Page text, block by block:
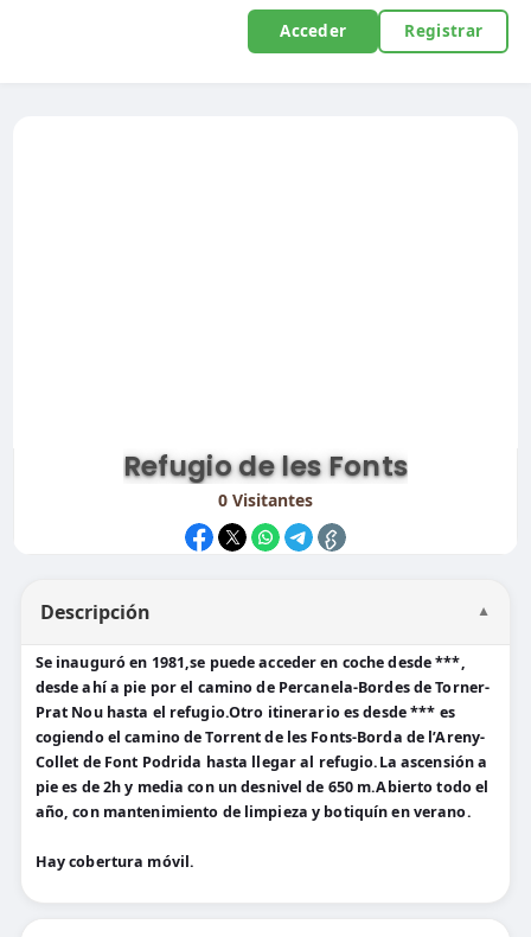
Acceder Registrar
Refugio de les Fonts
0Visitantes
Descripción ▼
Se inauguró en 1981,se puede acceder en coche desde ***,
desde ahí a pie por el camino de Percanela-Bordes de Torner-
Prat Nou hasta el refugio.Otro itinerario es desde *** es
cogiendo el camino de Torrent de les Fonts-Borda de l’Areny-
Collet de Font Podrida hasta llegar al refugio.La ascensión a
pie es de 2h y media con un desnivel de 650 m.Abierto todo el
año, con mantenimiento de limpieza y botiquín en verano.
Hay cobertura móvil.